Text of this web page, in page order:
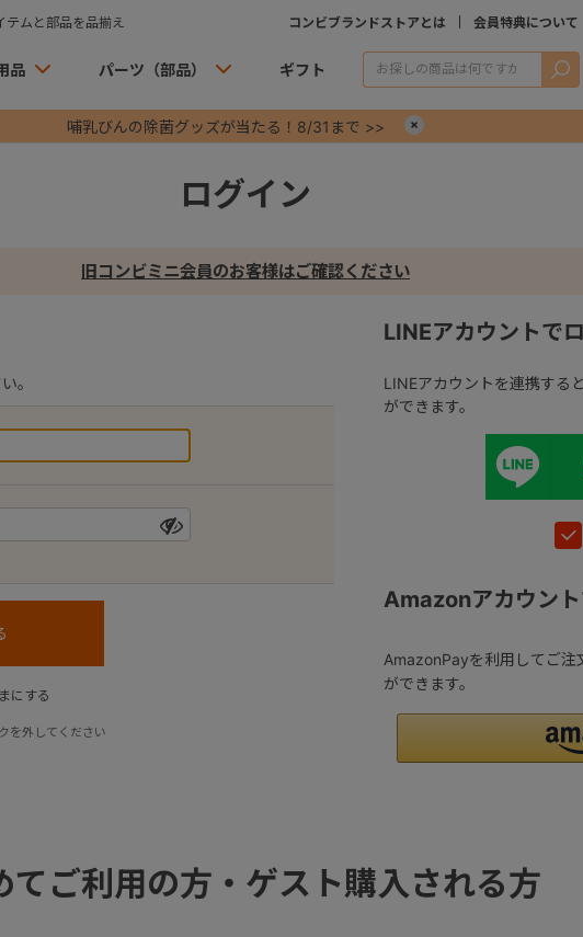
ムと部品を品揃え コンビブランドストアとは 会員特典について
品 パーツ（部品） ギフト 検
哺乳びんの除菌グッズが当たる！8/31まで >>
ログイン
旧コンビミニ会員のお客様はご確認ください
。
にする
を外してください
LINEアカウントで
LINEアカウントを連携する
ができます。
Amazonアカウン
AmazonPayを利用してご
ができます。
てご利用の方・ゲスト購入される方